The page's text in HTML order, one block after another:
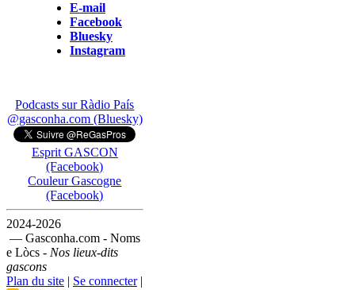
E-mail
Facebook
Bluesky
Instagram
Podcasts sur Ràdio País
@gasconha.com (Bluesky)
Esprit GASCON
(Facebook)
Couleur Gascogne
(Facebook)
2024-2026
— Gasconha.com - Noms
e Lòcs - Nos lieux-dits
gascons
Plan du site | Se connecter|